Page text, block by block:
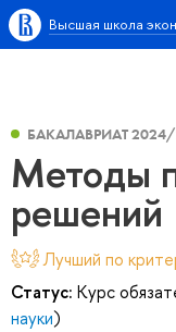
Высшая школа
БАКАЛАВРИАТ
Методы
решений
Лучший по
Статус: Курс
науки)